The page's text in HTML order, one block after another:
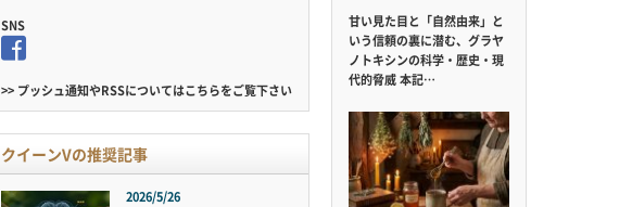
SNS
>> プッシュ通知やRSSについてはこちらをご覧下さい
クイーンVの推奨記事
2026/5/26
甘い見た目と「自然由来」と
いう信頼の裏に潜む、グラヤ
ノトキシンの科学・歴史・現
代的脅威 本記…